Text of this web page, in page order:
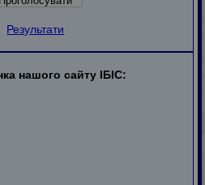
Результати
нашого сайту ІБІС: